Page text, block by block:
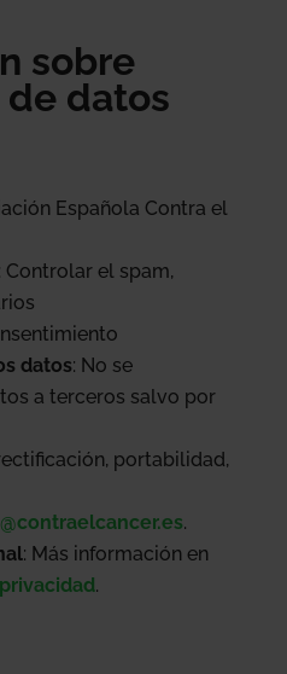
sobre
datos
Española Contra el
: Controlar el spam,
datos: No se
a terceros salvo por
portabilidad,
.
: Más información en
.